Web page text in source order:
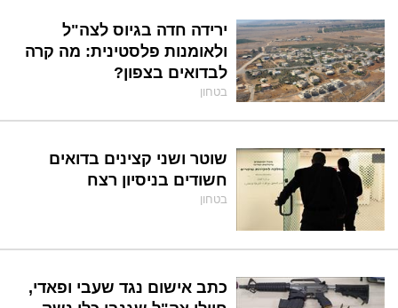
ירידה חדה בגיוס לצה"ל
ולאומנות פלסטינית: מה קרה
לבדואים בצפון?
בטחון
שוטר ושני קצינים בדואים
חשודים בניסיון רצח
בטחון
כתב אישום נגד שעבי ופאדי,